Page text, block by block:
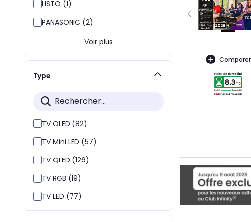
LISTO (1)
PANASONIC (2)
Voir plus
Type
TV OLED (82)
TV Mini LED (57)
TV QLED (126)
TV RGB (19)
TV LED (77)
Comparer